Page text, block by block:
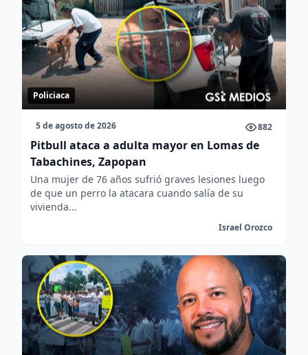
Policiaca
5 de agosto de 2026 882
Pitbull ataca a adulta mayor en Lomas de
Tabachines, Zapopan
Una mujer de 76 años sufrió graves lesiones luego
de que un perro la atacara cuando salía de su
vivienda...
Israel Orozco